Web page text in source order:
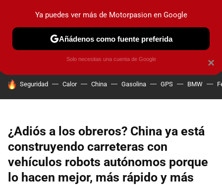
PRUEBAS COCHES ELÉCTRICOS OBSERVATORIO
HOY SE HABLA DE
Seguridad Calor China Gasolina GPS BMW
¿Adiós a los obreros? China ya está
construyendo carreteras con
vehículos robots autónomos porque
lo hacen mejor, más rápido y más
×
Ya puedes ver más de Motorpasion en Google
Añádenos como fuente preferida
Solo necesitas una cuenta de Google